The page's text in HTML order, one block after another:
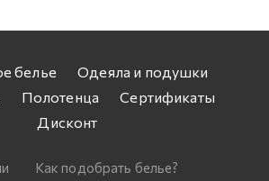
белье
Одеяла и подушки
Полотенца
Сертификаты
Дисконт
Как подобрать белье?